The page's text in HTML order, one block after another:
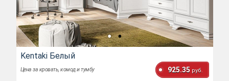
Kentaki Белый
Цена за кровать, комод и тумбу 925.35 руб.